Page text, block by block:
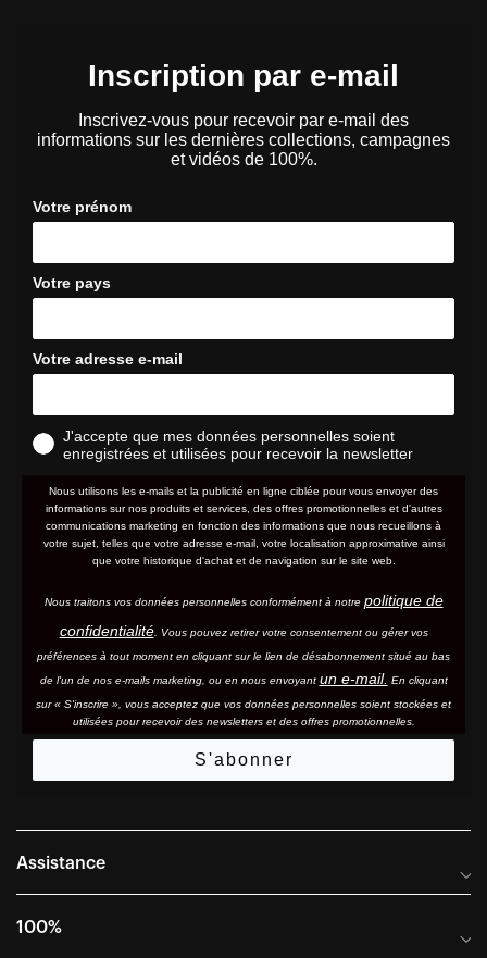
Inscription par e-mail
Inscrivez-vous pour recevoir par e-mail des
informations sur les dernières collections, campagnes
et vidéos de 100%.
Votre prénom
Votre pays
Votre adresse e-mail
J'accepte que mes données personnelles soient
enregistrées et utilisées pour recevoir la newsletter
Nous utilisons les e-mails et la publicité en ligne ciblée pour vous envoyer des
informations sur nos produits et services, des offres promotionnelles et d'autres
communications marketing en fonction des informations que nous recueillons à
votre sujet, telles que votre adresse e-mail, votre localisation approximative ainsi
que votre historique d'achat et de navigation sur le site web.
Nous traitons vos données personnelles conformément à notre politique de
confidentialité. Vous pouvez retirer votre consentement ou gérer vos
préférences à tout moment en cliquant sur le lien de désabonnement situé au bas
de l'un de nos e-mails marketing, ou en nous envoyant un e-mail. En cliquant
sur « S'inscrire », vous acceptez que vos données personnelles soient stockées et
utilisées pour recevoir des newsletters et des offres promotionnelles.
S'abonner
Assistance
Foire aux questions
100%